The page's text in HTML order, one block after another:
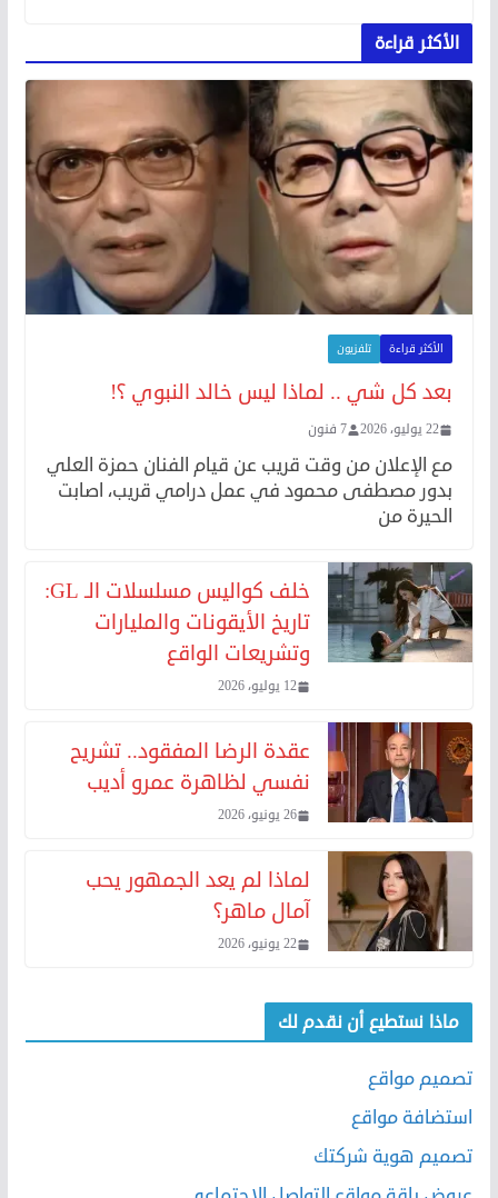
الأكثر قراءة
الأكثر قراءة تلفزيون
بعد كل شي .. لماذا ليس خالد النبوي ؟!
22 يوليو، 2026 7 فنون
مع الإعلان من وقت قريب عن قيام الفنان حمزة العلي
بدور مصطفى محمود في عمل درامي قريب، اصابت
الحيرة من
خلف كواليس مسلسلات الـ GL:
تاريخ الأيقونات والمليارات
وتشريعات الواقع
12 يوليو، 2026
عقدة الرضا المفقود.. تشريح
نفسي لظاهرة عمرو أديب
26 يونيو، 2026
لماذا لم يعد الجمهور يحب
آمال ماهر؟
22 يونيو، 2026
ماذا نستطيع أن نقدم لك
تصميم مواقع
استضافة مواقع
تصميم هوية شركتك